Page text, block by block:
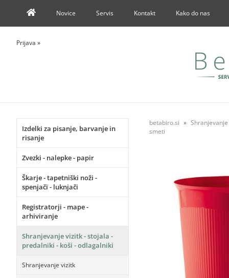
Novice Servis Kontakt Kako do nas
Prijava »
Izdelki za pisanje, barvanje in
risanje
Zvezki - nalepke - papir
Škarje - tapetniški noži -
spenjači - luknjači
Registratorji - mape -
arhiviranje
Shranjevanje vizitk - stojala -
predalniki - koši - odlagalniki
Shranjevanje vizitk
betabiro.si
smeti